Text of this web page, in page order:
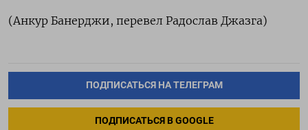
(Анкур Банерджи, перевел Радослав Джазга)
ПОДПИСАТЬСЯ НА ТЕЛЕГРАМ
ПОДПИСАТЬСЯ В GOOGLE